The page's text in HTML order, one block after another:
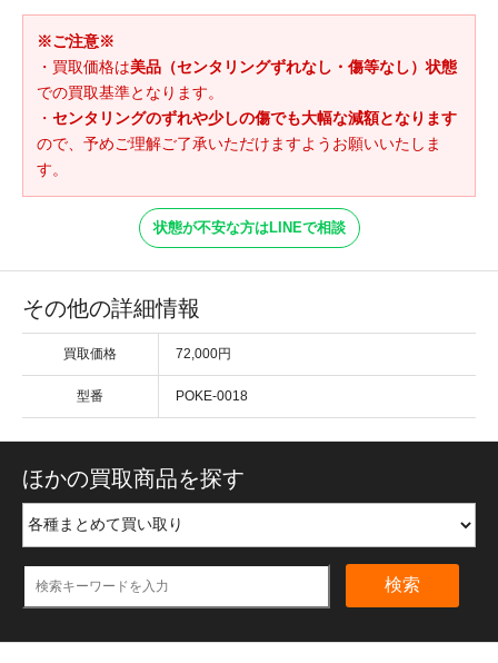
※ご注意※
・買取価格は美品（センタリングずれなし・傷等なし）状態
での買取基準となります。
・ センタリングのずれや少しの傷でも大幅な減額となります
ので、予めご理解ご了承いただけますようお願いいたしま
す。
状態が不安な方はLINEで相談
その他の詳細情報
買取価格 72,000円
型番 POKE-0018
ほかの買取商品を探す
検索